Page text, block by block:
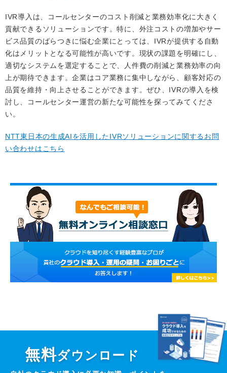
IVR導入は、コールセンターのコスト削減と業務効率化に大きく
貢献できるソリューションです。特に、外注コストの増加やサー
ビス品質のばらつきに悩む企業にとっては、IVRが提供する自動
化はメリットとなる可能性が高いです。現状の課題を明確にし、
適切なシステムを選定することで、人件費の削減と業務効率の向
上が期待できます。企業はコア業務に集中しながら、顧客対応の
品質を維持・向上させることができます。ぜひ、IVRの導入を検
討し、コールセンター運営の新たな可能性を探ってみてくださ
い。
NTT東日本の生成AIを活用したIVRソリューションに関するお問
い合わせはこちら
無料ダウンロード